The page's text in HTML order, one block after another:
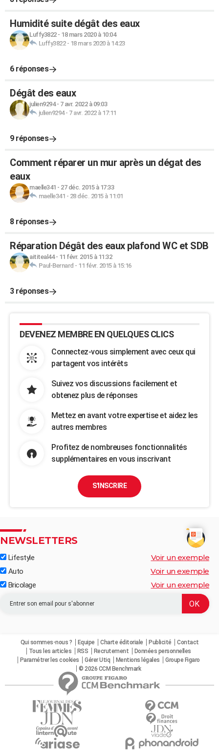
Humidité suite dégât des eaux
Luffy3822- 18 mars 2020 à 10:04
Luffy3822- 18 mars 2020 à 14:23
6 réponses
Dégât des eaux
julien9294- 7 avr. 2022 à 09:03
julien9294- 7 avr. 2022 à 17:11
9 réponses
Comment réparer un mur après un dégat des
eaux
maelle341 - 27 déc. 2015 à 17:33
maelle341 - 28 déc. 2015 à 11:01
8 réponses
Réparation Dégât des eaux plafond WC et SDB
aititeal44- 11 févr. 2015 à 11:32
Paul-Bernard - 11 févr. 2015 à 15:16
3 réponses
DEVENEZ MEMBRE EN QUELQUES CLICS
Connectez-vous simplement avec ceux qui
partagent vos intérêts
Suivez vos discussions facilement et
obtenez plus de réponses
Mettez en avant votre expertise et aidez les
autres membres
Profitez de nombreuses fonctionnalités
supplémentaires en vous inscrivant
S'INSCRIRE
NEWSLETTERS
Lifestyle Voir un exemple
Auto Voir un exemple
Bricolage Voir un exemple
Qui sommes-nous ? Equipe Charte éditoriale Publicité
Contact
Tous les articles
RSS Recrutement
Données personnelles
Paramétrer les cookies
Gérer Utiq Mentions légales
Groupe Figaro
© 2026 CCM Benchmark